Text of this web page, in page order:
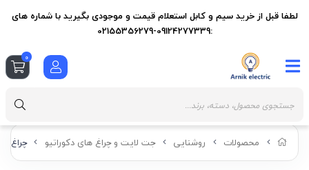
محصولات روشنایی جت لایت و چراغ های دکوراتیو چراغ
لطفا قبل از خرید سیم و کابل استعلام قیمت و موجودی بگیرید با شماره های
:09124277339-02155356279
0